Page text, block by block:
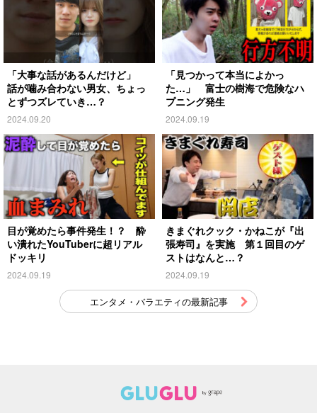
「大事な話があるんだけど」
話が噛み合わない男女、ちょっ
とずつズレていき…？
2024.09.20
「見つかって本当によかっ
た…」 富士の樹海で危険なハ
プニング発生
2024.09.19
目が覚めたら事件発生！？ 酔
い潰れたYouTuberに超リアル
ドッキリ
2024.09.19
きまぐれクック・かねこが『出
張寿司』を実施 第１回目のゲ
ストはなんと…？
2024.09.19
エンタメ・バラエティの最新記事